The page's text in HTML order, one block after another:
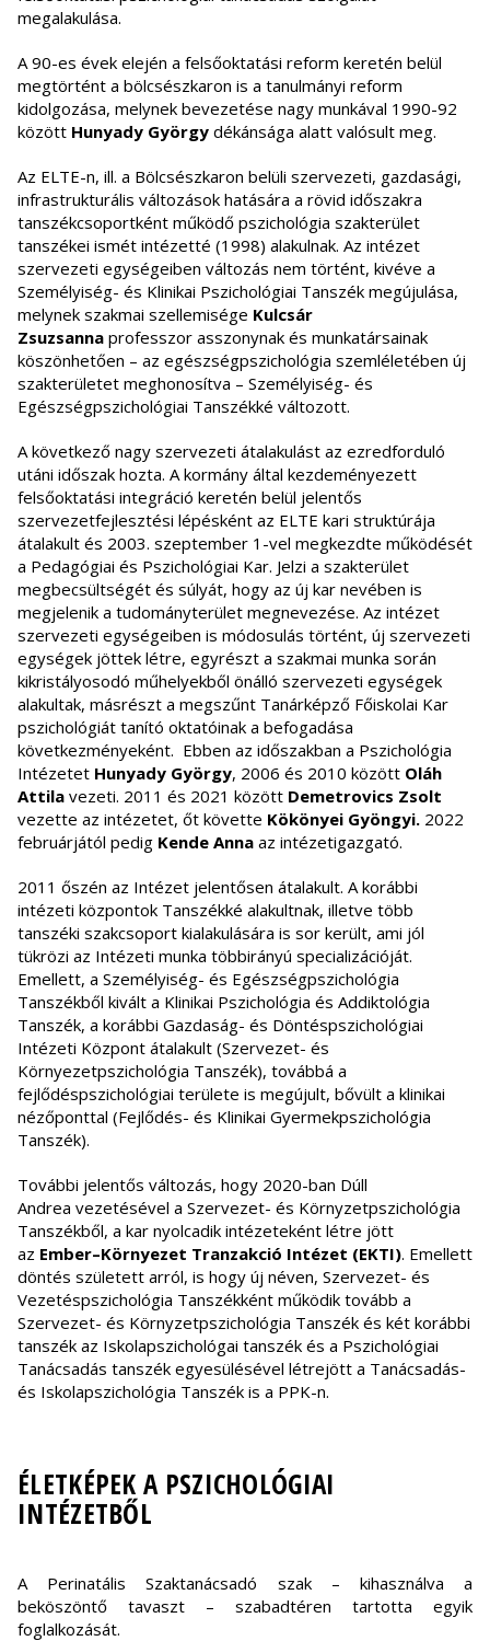
megalakulása.
A 90-es évek elején a felsőoktatási reform keretén belül
megtörtént a bölcsészkaron is a tanulmányi reform
kidolgozása, melynek bevezetése nagy munkával 1990-92
között Hunyady György dékánsága alatt valósult meg.
Az ELTE-n, ill. a Bölcsészkaron belüli szervezeti, gazdasági,
infrastrukturális változások hatására a rövid időszakra
tanszékcsoportként működő pszichológia szakterület
tanszékei ismét intézetté (1998) alakulnak. Az intézet
szervezeti egységeiben változás nem történt, kivéve a
Személyiség- és Klinikai Pszichológiai Tanszék megújulása,
melynek szakmai szellemisége Kulcsár
Zsuzsanna professzor asszonynak és munkatársainak
köszönhetően – az egészségpszichológia szemléletében új
szakterületet meghonosítva – Személyiség- és
Egészségpszichológiai Tanszékké változott.
A következő nagy szervezeti átalakulást az ezredforduló
utáni időszak hozta. A kormány által kezdeményezett
felsőoktatási integráció keretén belül jelentős
szervezetfejlesztési lépésként az ELTE kari struktúrája
átalakult és 2003. szeptember 1-vel megkezdte működését
a Pedagógiai és Pszichológiai Kar. Jelzi a szakterület
megbecsültségét és súlyát, hogy az új kar nevében is
megjelenik a tudományterület megnevezése. Az intézet
szervezeti egységeiben is módosulás történt, új szervezeti
egységek jöttek létre, egyrészt a szakmai munka során
kikristályosodó műhelyekből önálló szervezeti egységek
alakultak, másrészt a megszűnt Tanárképző Főiskolai Kar
pszichológiát tanító oktatóinak a befogadása
következményeként. Ebben az időszakban a Pszichológia
Intézetet Hunyady György, 2006 és 2010 között Oláh
Attila vezeti. 2011 és 2021 között Demetrovics Zsolt
vezette az intézetet, őt követte Kökönyei Gyöngyi. 2022
februárjától pedig Kende Anna az intézetigazgató.
2011 őszén az Intézet jelentősen átalakult. A korábbi
intézeti központok Tanszékké alakultnak, illetve több
tanszéki szakcsoport kialakulására is sor került, ami jól
tükrözi az Intézeti munka többirányú specializációját.
Emellett, a Személyiség- és Egészségpszichológia
Tanszékből kivált a Klinikai Pszichológia és Addiktológia
Tanszék, a korábbi Gazdaság- és Döntéspszichológiai
Intézeti Központ átalakult (Szervezet- és
Környezetpszichológia Tanszék), továbbá a
fejlődéspszichológiai területe is megújult, bővült a klinikai
nézőponttal (Fejlődés- és Klinikai Gyermekpszichológia
Tanszék).
További jelentős változás, hogy 2020-ban Dúll
Andrea vezetésével a Szervezet- és Környzetpszichológia
Tanszékből, a kar nyolcadik intézeteként létre jött
az Ember–Környezet Tranzakció Intézet (EKTI). Emellett
döntés született arról, is hogy új néven, Szervezet- és
Vezetéspszichológia Tanszékként működik tovább a
Szervezet- és Környzetpszichológia Tanszék és két korábbi
tanszék az Iskolapszichológai tanszék és a Pszichológiai
Tanácsadás tanszék egyesülésével létrejött a Tanácsadás-
és Iskolapszichológia Tanszék is a PPK-n.
ÉLETKÉPEK A PSZICHOLÓGIAI
INTÉZETBŐL
A Perinatális Szaktanácsadó szak – kihasználva a
beköszöntő tavaszt – szabadtéren tartotta egyik
foglalkozását.